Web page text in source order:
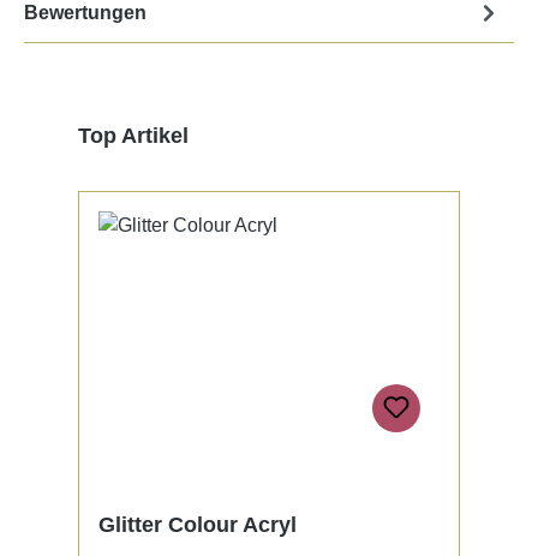
Bewertungen
Produktgalerie überspringen
Top Artikel
Glitter Colour Acryl